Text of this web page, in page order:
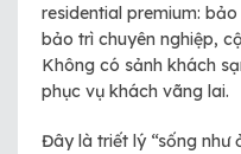
residential premium:
bảo trì chuyên nghiệp,
Không có sảnh khách
phục vụ khách vãng lai.
Đây là triết lý “sống như